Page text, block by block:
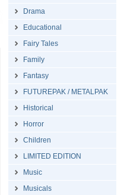
Drama
Educational
Fairy Tales
Family
Fantasy
FUTUREPAK / METALPAK
Historical
Horror
Children
LIMITED EDITION
Music
Musicals